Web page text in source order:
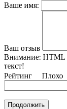
Ваше имя:
Ваш отзыв
Внимание: HTML
текст!
Рейтинг Плохо
Продолжить